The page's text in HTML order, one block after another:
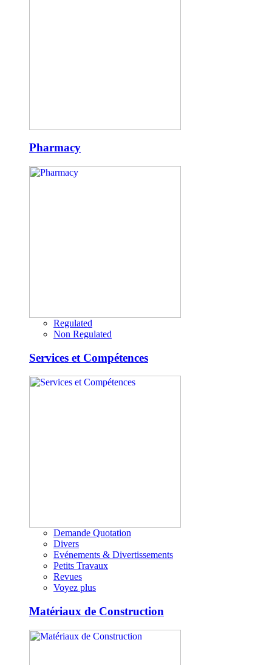
Pharmacy
Regulated
Non Regulated
Services et Compétences
Demande Quotation
Divers
Evénements & Divertissements
Petits Travaux
Revues
Voyez plus
Matériaux de Construction